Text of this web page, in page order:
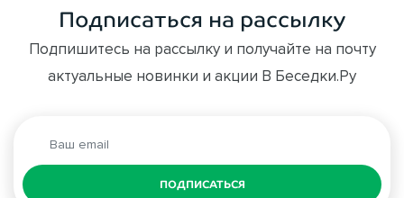
Подписаться на рассылку
Подпишитесь на рассылку и получайте на почту
актуальные новинки и акции В Беседки.Ру
ПОДПИСАТЬСЯ